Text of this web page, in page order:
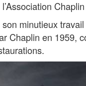
minutieux
Chaplin en 1959,